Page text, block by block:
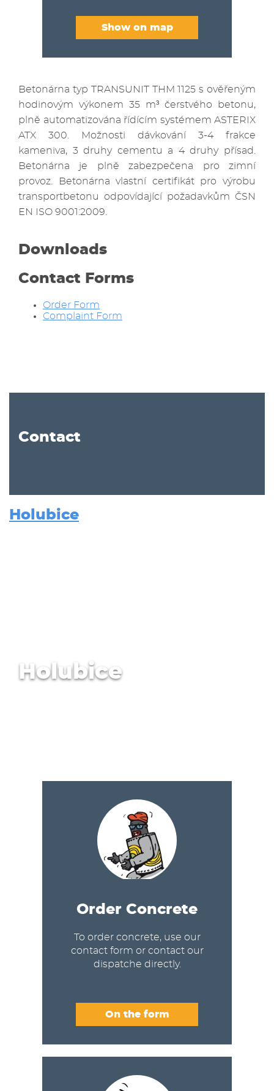
Show on map
Betonárna typ TRANSUNIT THM 1125 s ověřeným
hodinovým výkonem 35 m³ čerstvého betonu,
plně automatizována řídícím systémem ASTERIX
ATX 300. Možnosti dávkování 3-4 frakce
kameniva, 3 druhy cementu a 4 druhy přísad.
Betonárna je plně zabezpečena pro zimní
provoz. Betonárna vlastní certifikát pro výrobu
transportbetonu odpovídající požadavkům ČSN
EN ISO 9001:2009.
Downloads
Contact Forms
Order Form
Complaint Form
Contact
Holubice
Holubice
Order Concrete
To order concrete, use our
contact form or contact our
dispatche directly.
On the form